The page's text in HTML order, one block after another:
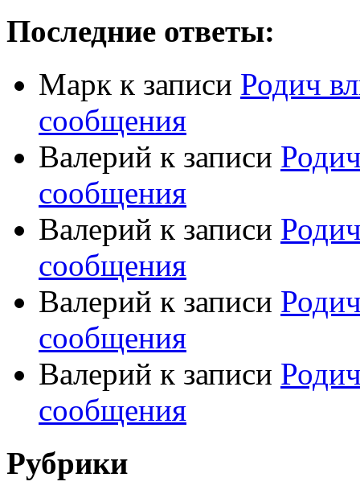
Последние ответы:
Марк к записи Родич
сообщения
Валерий к записи
сообщения
Валерий к записи
сообщения
Валерий к записи
сообщения
Валерий к записи
сообщения
Рубрики